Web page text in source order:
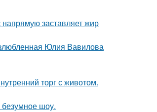
заставляет жир
Юлия Вавилова
торг с животом.
шоу.